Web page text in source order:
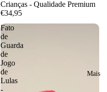
Mais
Crianças - Qualidade Premium
€34,95
Fato
de
Guarda
de
Jogo
de
Lulas
-